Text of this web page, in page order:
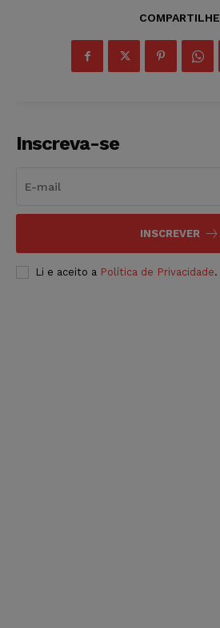
COMPARTILHE
Inscreva-se
INSCREVER
Li e aceito a Política de Privacidade.